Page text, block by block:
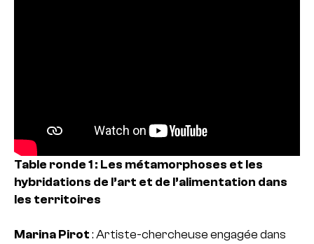
Table ronde 1 : Les métamorphoses et les
hybridations de l’art et de l’alimentation dans
les territoires
Marina Pirot : Artiste-chercheuse engagée dans